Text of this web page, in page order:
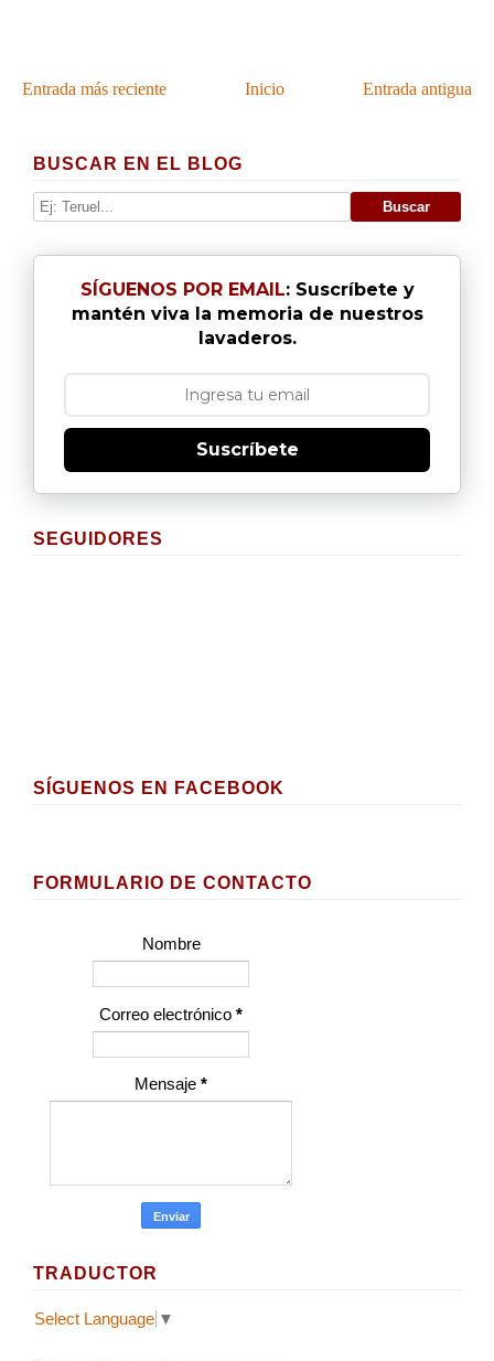
Entrada más reciente Entrada antigua
Inicio
BUSCAR EN EL BLOG
SÍGUENOS POR EMAIL: Suscríbete y
mantén viva la memoria de nuestros
lavaderos.
Suscríbete
SEGUIDORES
SÍGUENOS EN FACEBOOK
FORMULARIO DE CONTACTO
Nombre
Correo electrónico *
Mensaje *
TRADUCTOR
Select Language ▼